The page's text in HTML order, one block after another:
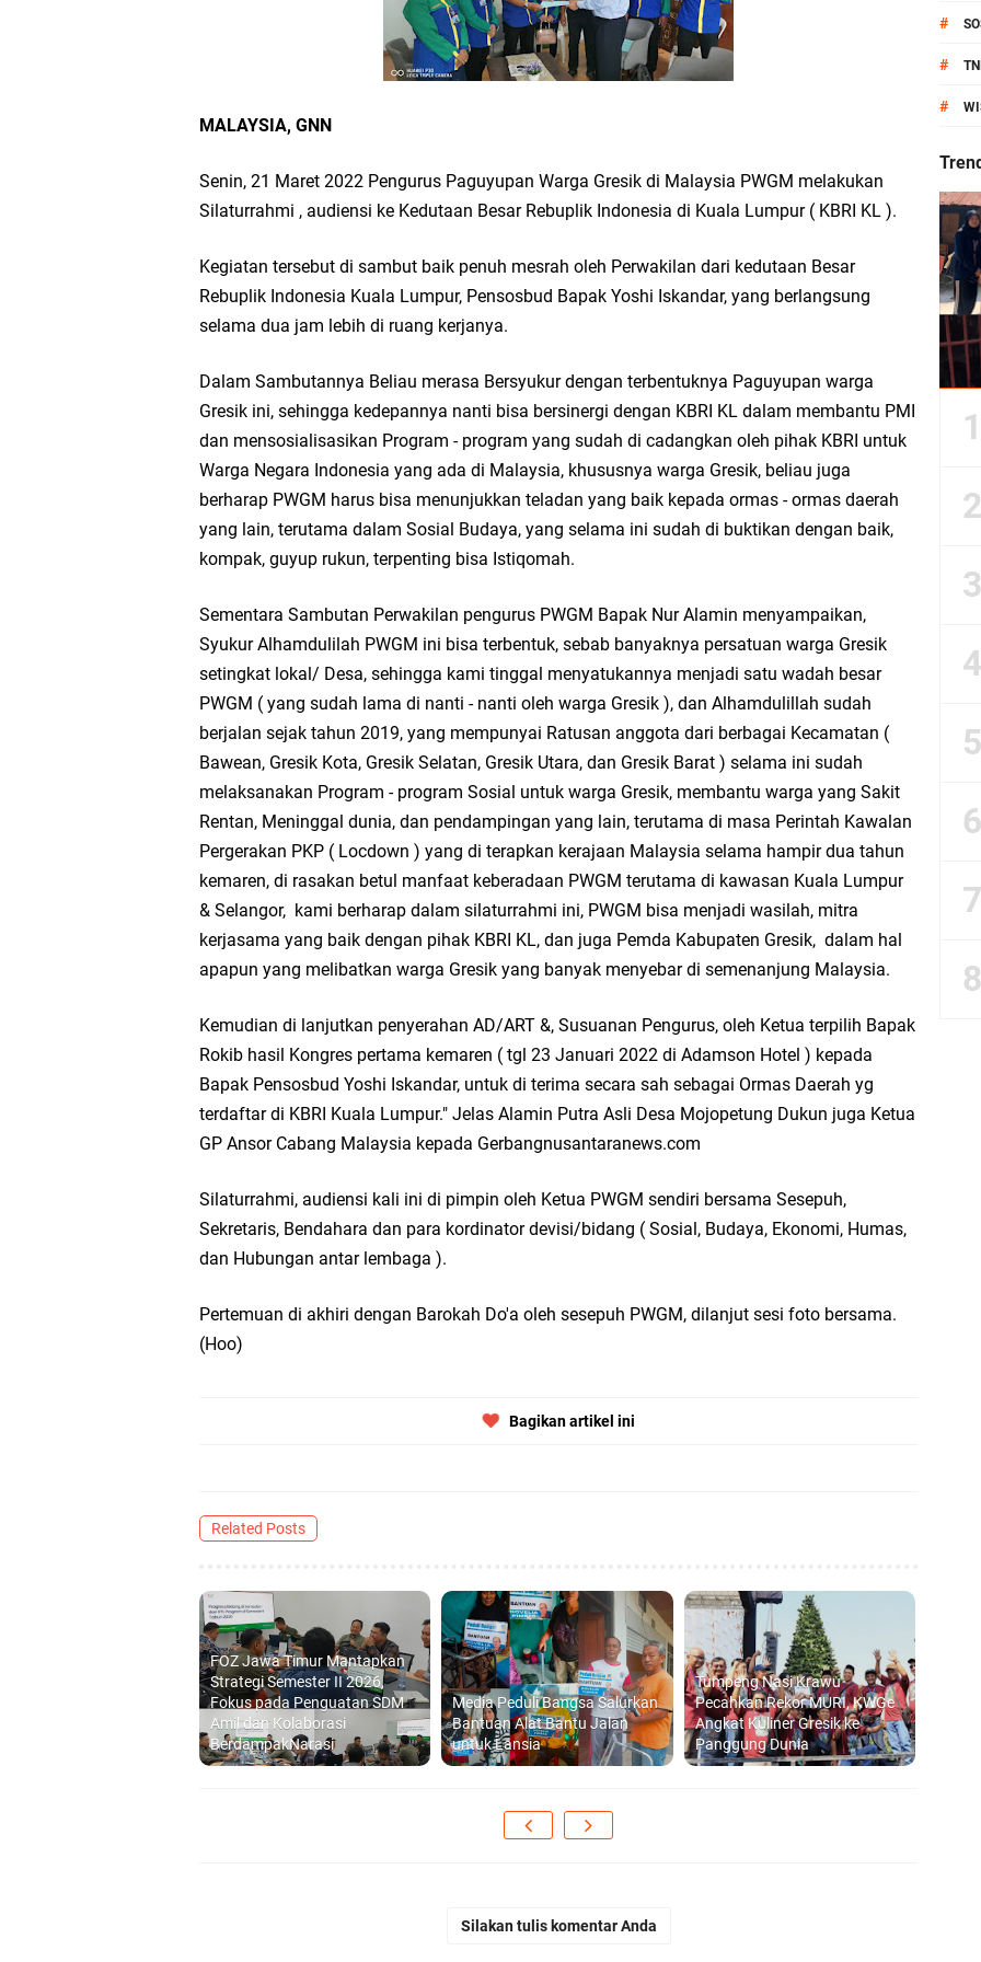
Jawa Timur
Bupati Gresik Gus Yani Resmikan Kantor Desa Sidoraharjo: Simbol Komitmen Pelayanan Publik dan
Sosial
Ruwatan Malam Satu Suro di Dusun Kedungsekar Lor, Tradisi Luhur yang Terus Istiqomah
Ketua DPD Golkar Gresik Wongso Negoro Sambut Tahun Baru Islam 1448 H dengan Doa Kedamaian
Wakil Ketua DPRD Gresik Mujid Riduan Sampaikan Doa dan Harapan di Tahun Baru Islam 1448 H
PDUF MUI Jatim Gelar Doa Awal Tahun Hijriah, Teguhkan Optimisme Menuju Indonesia Emas 2045
Reses Anggota DPRD Jabar M. Rizky di Desa Cibitung Wetan: Serap Aspirasi Petani dan Warga
Hari Jadi Pertama PHIGMA: Advokat dan LBH Perkuat Soliditas di Jakarta
Pemdes Cibanteng Salurkan PMT: Cegah Stunting, Perkuat Gizi Balita dan Ibu Hamil Narasi
Zakat Produktif Dorong Kemandirian UMKM, LAZISNU Kedamean Bantu Kembangkan Warung Bu
Karang Taruna Gresik Perkuat Ekonomi Lewat Pemanfaatan Gedung C Islamic Center
Nila Yani Apresiasi Launching Komunitas Gowes dan Pasar Ahad Jajanan Jadul di Ecopark
Takmir Masjid KH Robbach Ma’sum Gelar Penyembelihan Hewan Qurban dari Bupati & Kepala
Gresik
DPC PDI Perjuangan Gresik Tebar Berkah Idul Adha, Bagikan Daging Kurban untuk Ratusan Warga
Ponpes Himmatul Khoiriyah Gelar Penyembelihan Hewan Qurban dari Keluarga Besar dr. Titin Ekowati
Wates Husada Balongpanggang
RT 03 RW 01 Patra Raya Rosewood Cerme Gresik Berbenah dan Bersolek, Siap Meriahkan HUT Ke 81
Sinergi Pemerintah dan Warga: Komsos Kebungson Dorong Kepedulian Lingkungan dan
Ekonomi Lokal
MALAYSIA, GNN
Senin, 21 Maret 2022 Pengurus Paguyupan Warga Gresik di Malaysia PWGM melakukan
Silaturrahmi , audiensi ke Kedutaan Besar Rebuplik Indonesia di Kuala Lumpur ( KBRI KL ).
Kegiatan tersebut di sambut baik penuh mesrah oleh Perwakilan dari kedutaan Besar
Rebuplik Indonesia Kuala Lumpur, Pensosbud Bapak Yoshi Iskandar, yang berlangsung
selama dua jam lebih di ruang kerjanya.
Dalam Sambutannya Beliau merasa Bersyukur dengan terbentuknya Paguyupan warga
Gresik ini, sehingga kedepannya nanti bisa bersinergi dengan KBRI KL dalam membantu PMI
dan mensosialisasikan Program - program yang sudah di cadangkan oleh pihak KBRI untuk
Warga Negara Indonesia yang ada di Malaysia, khususnya warga Gresik, beliau juga
berharap PWGM harus bisa menunjukkan teladan yang baik kepada ormas - ormas daerah
yang lain, terutama dalam Sosial Budaya, yang selama ini sudah di buktikan dengan baik,
kompak, guyup rukun, terpenting bisa Istiqomah.
Sementara Sambutan Perwakilan pengurus PWGM Bapak Nur Alamin menyampaikan,
Syukur Alhamdulilah PWGM ini bisa terbentuk, sebab banyaknya persatuan warga Gresik
setingkat lokal/ Desa, sehingga kami tinggal menyatukannya menjadi satu wadah besar
PWGM ( yang sudah lama di nanti - nanti oleh warga Gresik ), dan Alhamdulillah sudah
berjalan sejak tahun 2019, yang mempunyai Ratusan anggota dari berbagai Kecamatan (
Bawean, Gresik Kota, Gresik Selatan, Gresik Utara, dan Gresik Barat ) selama ini sudah
melaksanakan Program - program Sosial untuk warga Gresik, membantu warga yang Sakit
Rentan, Meninggal dunia, dan pendampingan yang lain, terutama di masa Perintah Kawalan
Pergerakan PKP ( Locdown ) yang di terapkan kerajaan Malaysia selama hampir dua tahun
kemaren, di rasakan betul manfaat keberadaan PWGM terutama di kawasan Kuala Lumpur
& Selangor, kami berharap dalam silaturrahmi ini, PWGM bisa menjadi wasilah, mitra
kerjasama yang baik dengan pihak KBRI KL, dan juga Pemda Kabupaten Gresik, dalam hal
apapun yang melibatkan warga Gresik yang banyak menyebar di semenanjung Malaysia.
Kemudian di lanjutkan penyerahan AD/ART &, Susuanan Pengurus, oleh Ketua terpilih Bapak
Rokib hasil Kongres pertama kemaren ( tgl 23 Januari 2022 di Adamson Hotel ) kepada
Bapak Pensosbud Yoshi Iskandar, untuk di terima secara sah sebagai Ormas Daerah yg
terdaftar di KBRI Kuala Lumpur." Jelas Alamin Putra Asli Desa Mojopetung Dukun juga Ketua
GP Ansor Cabang Malaysia kepada Gerbangnusantaranews.com
Silaturrahmi, audiensi kali ini di pimpin oleh Ketua PWGM sendiri bersama Sesepuh,
Sekretaris, Bendahara dan para kordinator devisi/bidang ( Sosial, Budaya, Ekonomi, Humas,
dan Hubungan antar lembaga ).
Pertemuan di akhiri dengan Barokah Do'a oleh sesepuh PWGM, dilanjut sesi foto bersama.
(Hoo)
Bagikan artikel ini
Related Posts
FOZ Jawa Timur Mantapkan
Strategi Semester II 2026,
Fokus pada Penguatan SDM
Amil dan Kolaborasi
BerdampakNarasi
Media Peduli Bangsa Salurkan
Bantuan Alat Bantu Jalan
untuk Lansia
Tumpeng Nasi Krawu
Pecahkan Rekor MURI, KWGe
Angkat Kuliner Gresik ke
Panggung Dunia
Silakan tulis komentar Anda
#
# TNI
#